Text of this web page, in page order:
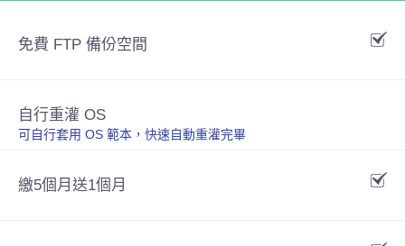
免費 FTP 備份空間
自行重灌 OS
可自行套用 OS 範本，快速自動重灌完畢
繳5個月送1個月